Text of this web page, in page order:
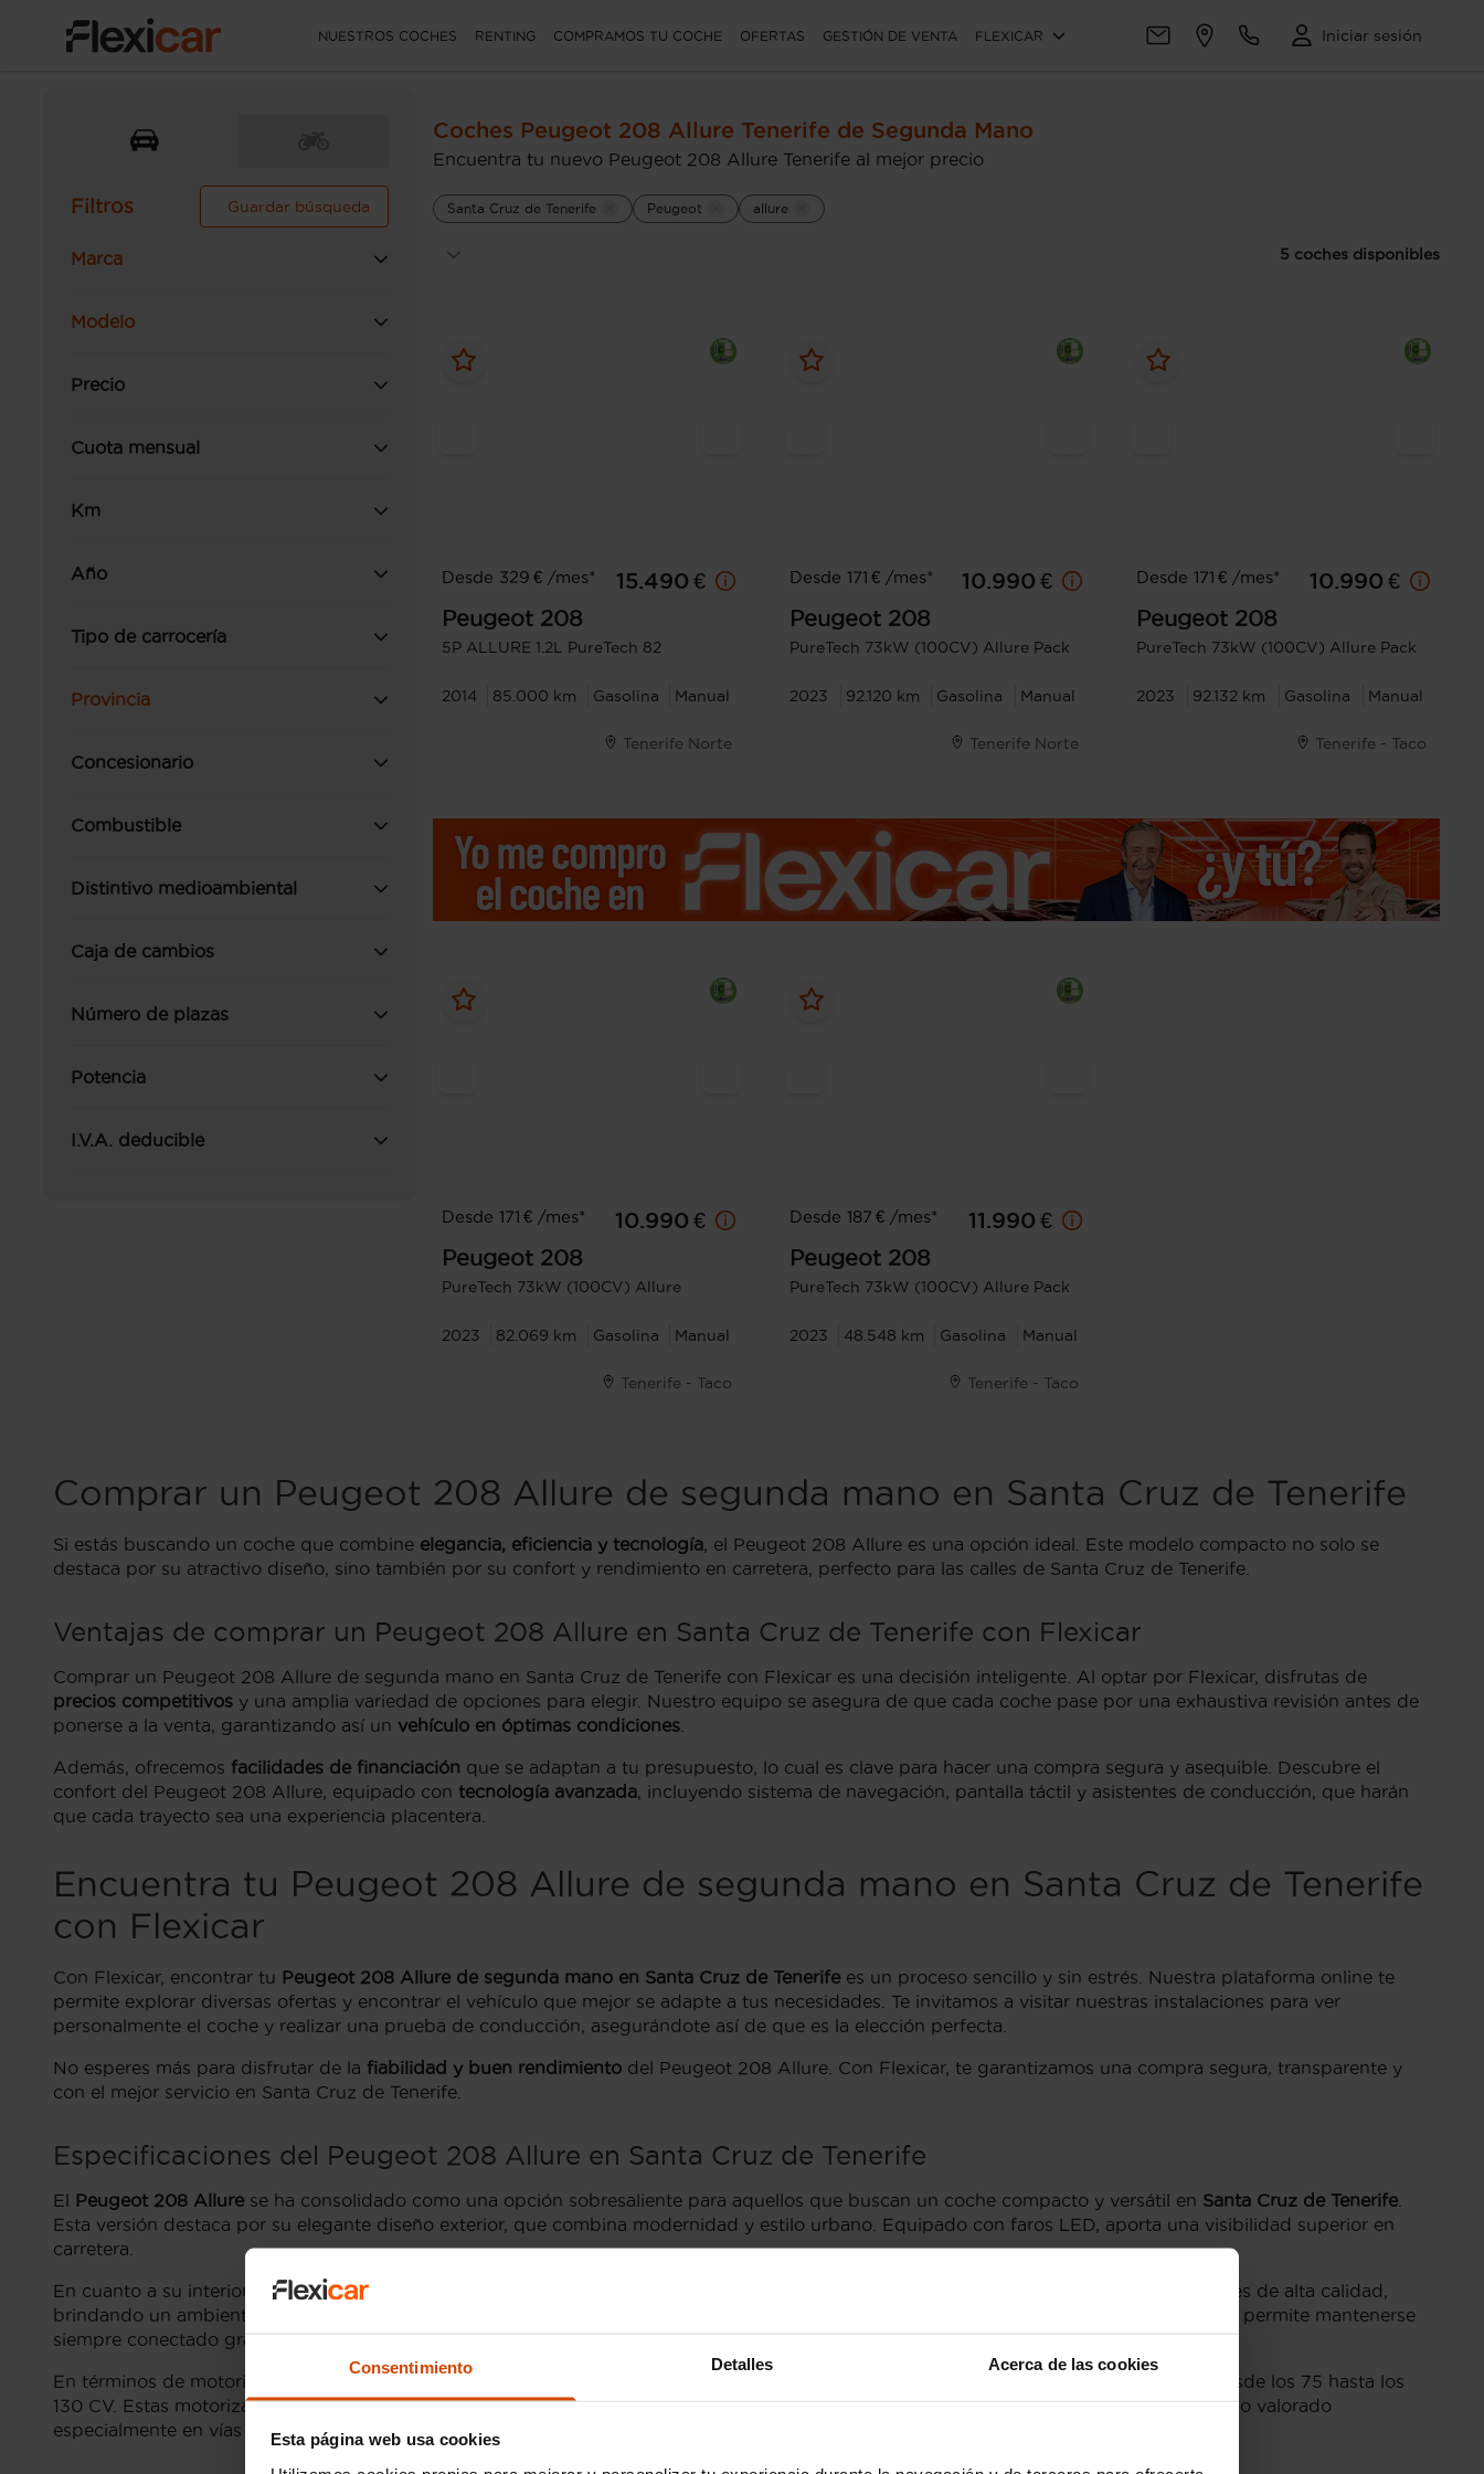
Consentimiento Detalles Acerca de las cookies
Esta página web usa cookies
NUESTROS COCHES RENTING COMPRAMOS TU COCHE OFERTAS GESTIÓN DE VENTA FLEXICAR Iniciar sesión
Filtros Guardar búsqueda
Marca
Modelo
Precio
Cuota mensual
Km
Año
Tipo de carrocería
Provincia
Concesionario
Combustible
Distintivo medioambiental
Caja de cambios
Número de plazas
Potencia
I.V.A. deducible
Coches Peugeot 208 Allure Tenerife de Segunda Mano
Encuentra tu nuevo Peugeot 208 Allure Tenerife al mejor precio
Santa Cruz de Tenerife Peugeot allure
5 coches disponibles
Desde 329 € /mes*
15.490 €
Peugeot 208
5P ALLURE 1.2L PureTech 82
2014 85.000 km Gasolina Manual
Tenerife Norte
Desde 171 € /mes*
10.990 €
Peugeot 208
PureTech 73kW (100CV) Allure Pack
2023 92.120 km Gasolina Manual
Tenerife Norte
Desde 171 € /mes*
10.990 €
Peugeot 208
PureTech 73kW (100CV) Allure Pack
2023 92.132 km Gasolina Manual
Tenerife - Taco
Desde 171 € /mes*
10.990 €
Peugeot 208
PureTech 73kW (100CV) Allure
2023 82.069 km Gasolina Manual
Tenerife - Taco
Desde 187 € /mes*
11.990 €
Peugeot 208
PureTech 73kW (100CV) Allure Pack
2023 48.548 km Gasolina Manual
Tenerife - Taco
Comprar un Peugeot 208 Allure de segunda mano en Santa Cruz de Tenerife
Si estás buscando un coche que combine elegancia, eficiencia y tecnología, el Peugeot 208 Allure es una opción ideal. Este modelo compacto no solo se
destaca por su atractivo diseño, sino también por su confort y rendimiento en carretera, perfecto para las calles de Santa Cruz de Tenerife.
Ventajas de comprar un Peugeot 208 Allure en Santa Cruz de Tenerife con Flexicar
Comprar un Peugeot 208 Allure de segunda mano en Santa Cruz de Tenerife con Flexicar es una decisión inteligente. Al optar por Flexicar, disfrutas de
precios competitivos y una amplia variedad de opciones para elegir. Nuestro equipo se asegura de que cada coche pase por una exhaustiva revisión antes de
ponerse a la venta, garantizando así un vehículo en óptimas condiciones
Además, ofrecemos facilidades de financiación que se adaptan a tu presupuesto, lo cual es clave para hacer una compra segura y asequible. Descubre el
confort del Peugeot 208 Allure, equipado con tecnología avanzada, incluyendo sistema de navegación, pantalla táctil y asistentes de conducción, que harán
que cada trayecto sea una experiencia placentera.
Encuentra tu Peugeot 208 Allure de segunda mano en Santa Cruz de Tenerife
con Flexicar
Con Flexicar, encontrar tu Peugeot 208 Allure de segunda mano en Santa Cruz de Tenerife es un proceso sencillo y sin estrés. Nuestra plataforma online te
permite explorar diversas ofertas y encontrar el vehículo que mejor se adapte a tus necesidades. Te invitamos a visitar nuestras instalaciones para ver
personalmente el coche y realizar una prueba de conducción, asegurándote así de que es la elección perfecta.
No esperes más para disfrutar de la fiabilidad y buen rendimiento del Peugeot 208 Allure. Con Flexicar, te garantizamos una compra segura, transparente y
con el mejor servicio en Santa Cruz de Tenerife.
Especificaciones del Peugeot 208 Allure en Santa Cruz de Tenerife
El Peugeot 208 Allure se ha consolidado como una opción sobresaliente para aquellos que buscan un coche compacto y versátil en Santa Cruz de Tenerife
Esta versión destaca por su elegante diseño exterior, que combina modernidad y estilo urbano. Equipado con faros LED, aporta una visibilidad superior en
carretera.
En cuanto a su interior, elPeugeot 208 Allure
ofrece un espacio confortable y moderno. Los asientos están confeccionados con materiales de alta calidad,
brindando un ambiente acogedor para todos sus ocupantes. Su sistema de infoentretenimiento, con pantalla táctil de hasta 10 pulgadas, permite mantenerse
siempre conectado gracias a la compatibilidad con Apple CarPlay y Android Auto.
En términos de motorización, el Peugeot 208 Allure está disponible en opciones tanto de gasolina como diésel, con motores que van desde los 75 hasta los
130 CV. Estas motorizaciones no solo proporcionan un excelente rendimiento, sino que también garantizan eficiencia de combustible, algo valorado
especialmente en vías urbanas y en carreteras insulares de Tenerife.